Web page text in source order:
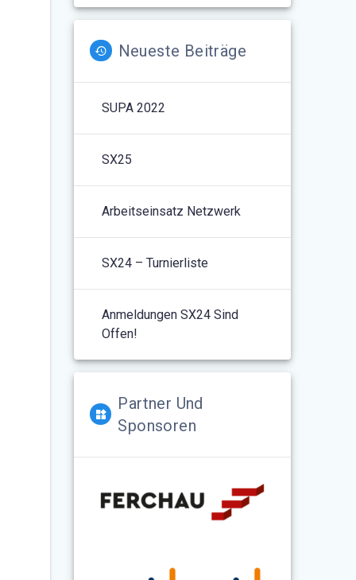
Neueste Beiträge
SUPA 2022
SX25
Arbeitseinsatz Netzwerk
SX24 – Turnierliste
Anmeldungen SX24 Sind
Offen!
Partner Und
Sponsoren